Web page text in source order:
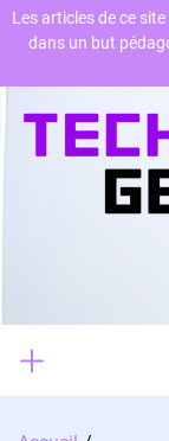
Skip
Les articles de ce
dans un but